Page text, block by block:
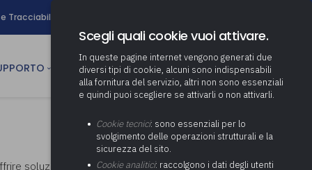
e Tracciabilità
Determinazione fondo risorse
decentrate
Pratiche previdenziali
Adeguamento del sistema di
gestione documentale alle
CULTURA person AREA RISERVATA
soluzioni a dubbi e problematiche di
Scegli quali cookie vuoi attivare.
In queste pagine internet vengono generati due
diversi tipi di cookie, alcuni sono indispensabili
alla fornitura del servizio, altri non sono essenziali
e quindi puoi scegliere se attivarli o non attivarli.
Cookie tecnici: sono essenziali per lo
svolgimento delle operazioni strutturali e la
sicurezza del sito.
Cookie analitici: raccolgono i dati degli utenti